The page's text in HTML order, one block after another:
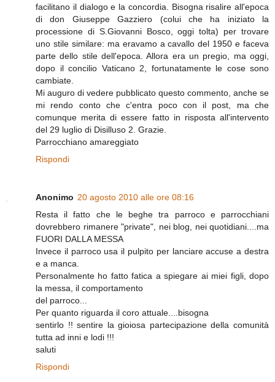
facilitano il dialogo e la concordia. Bisogna risalire all'epoca
di don Giuseppe Gazziero (colui che ha iniziato la
processione di S.Giovanni Bosco, oggi tolta) per trovare
uno stile similare: ma eravamo a cavallo del 1950 e faceva
parte dello stile dell'epoca. Allora era un pregio, ma oggi,
dopo il concilio Vaticano 2, fortunatamente le cose sono
cambiate.
Mi auguro di vedere pubblicato questo commento, anche se
mi rendo conto che c'entra poco con il post, ma che
comunque merita di essere fatto in risposta all'intervento
del 29 luglio di Disilluso 2. Grazie.
Parrocchiano amareggiato
Rispondi
Anonimo 20 agosto 2010 alle ore 08:16
Resta il fatto che le beghe tra parroco e parrocchiani
dovrebbero rimanere "private", nei blog, nei quotidiani....ma
FUORI DALLA MESSA
Invece il parroco usa il pulpito per lanciare accuse a destra
e a manca.
Personalmente ho fatto fatica a spiegare ai miei figli, dopo
la messa, il comportamento
del parroco...
Per quanto riguarda il coro attuale....bisogna
sentirlo !! sentire la gioiosa partecipazione della comunità
tutta ad inni e lodi !!!
saluti
Rispondi